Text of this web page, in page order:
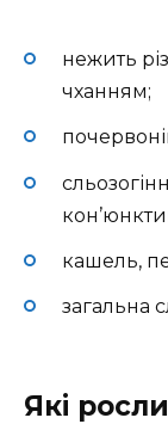
нежить
чханням;
кашель,
загальна
Які